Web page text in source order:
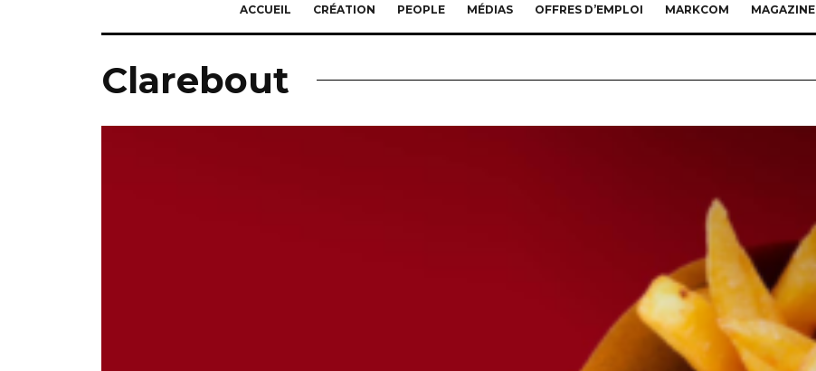
ACCUEIL CRÉATION PEOPLE MÉDIAS OFFRES D’EMPLOI MARKCOM MAGAZINE
Clarebout